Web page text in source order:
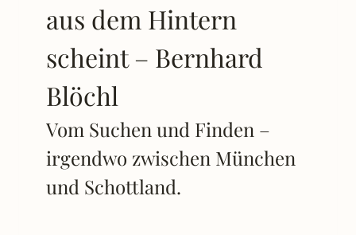
aus dem Hintern
scheint – Bernhard
Blöchl
Vom Suchen und Finden –
irgendwo zwischen München
und Schottland.